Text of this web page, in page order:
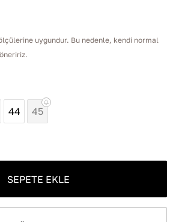
uygundur. Bu nedenle, kendi normal
44 45
SEPETE EKLE